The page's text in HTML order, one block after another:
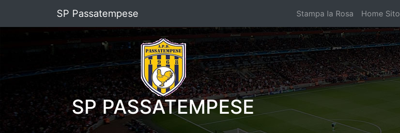
SP Passatempese Stampa la Rosa Home Sito
SP PASSATEMPESE